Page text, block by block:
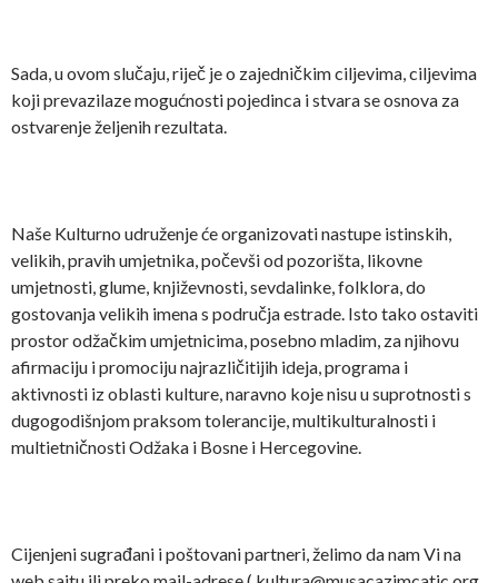
Sada, u ovom slučaju, riječ je o zajedničkim ciljevima, ciljevima
koji prevazilaze mogućnosti pojedinca i stvara se osnova za
ostvarenje željenih rezultata.
Naše Kulturno udruženje će organizovati nastupe istinskih,
velikih, pravih umjetnika, počevši od pozorišta, likovne
umjetnosti, glume, književnosti, sevdalinke, folklora, do
gostovanja velikih imena s područja estrade. Isto tako ostaviti
prostor odžačkim umjetnicima, posebno mladim, za njihovu
afirmaciju i promociju najrazličitijih ideja, programa i
aktivnosti iz oblasti kulture, naravno koje nisu u suprotnosti s
dugogodišnjom praksom tolerancije, multikulturalnosti i
multietničnosti Odžaka i Bosne i Hercegovine.
Cijenjeni sugrađani i poštovani partneri, želimo da nam Vi na